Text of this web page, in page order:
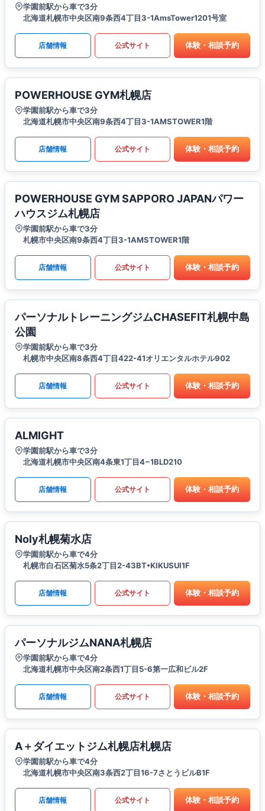
学園前駅から車で3分
北海道札幌市中央区南9条西4丁目3-1AmsTower1201号室
店舗情報 公式サイト 体験・相談予約
POWERHOUSE GYM札幌店
学園前駅から車で3分
北海道札幌市中央区南9条西4丁目3-1AMSTOWER1階
店舗情報 公式サイト 体験・相談予約
POWERHOUSE GYM SAPPORO JAPANパワー
ハウスジム札幌店
学園前駅から車で3分
札幌市中央区南9条西4丁目3-1AMSTOWER1階
店舗情報 公式サイト 体験・相談予約
パーソナルトレーニングジムCHASEFIT札幌中島
公園
学園前駅から車で3分
札幌市中央区南8条西4丁目422-41オリエンタルホテル902
店舗情報 公式サイト 体験・相談予約
ALMIGHT
学園前駅から車で3分
北海道札幌市中央区南4条東1丁目4−1BLD210
店舗情報 公式サイト 体験・相談予約
Noly札幌菊水店
学園前駅から車で4分
札幌市白石区菊水5条2丁目2-43BT•KIKUSUI1F
店舗情報 公式サイト 体験・相談予約
パーソナルジムNANA札幌店
学園前駅から車で4分
北海道札幌市中央区南2条西1丁目5-6第一広和ビル2F
店舗情報 公式サイト 体験・相談予約
A＋ダイエットジム札幌店札幌店
学園前駅から車で4分
北海道札幌市中央区南3条西2丁目16-7さとうビルB1F
店舗情報 公式サイト 体験・相談予約